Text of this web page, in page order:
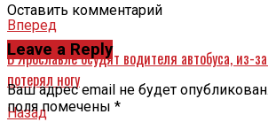
Вперед
В Ярославле осудят водителя автобуса, из-
потерял ногу
Назад
Оставить комментарий
Leave a Reply
Ваш адрес email не будет опубликован.
поля помечены *